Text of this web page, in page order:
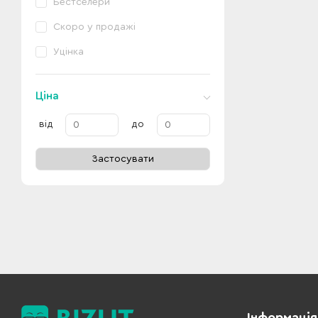
Бестселери
Скоро у продажі
Уцінка
Ціна
від до
Застосувати